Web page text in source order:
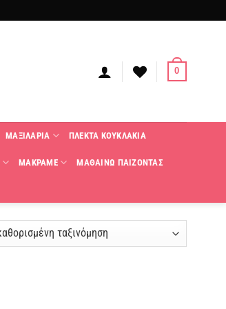
0
ΜΑΞΙΛΑΡΙΑ ΠΛΕΚΤΑ KΟΥΚΛΑΚΙΑ
ΜΑΚΡΑΜΕ ΜΑΘΑΙΝΩ ΠΑΙΖΟΝΤΑΣ